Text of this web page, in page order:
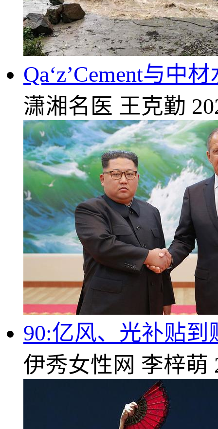
Qa‘z’Cement与中
潇湘名医 王克勤
90:亿风、光补贴
伊秀女性网 李梓萌